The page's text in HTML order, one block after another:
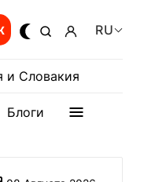
RU
и Словакия
Блоги